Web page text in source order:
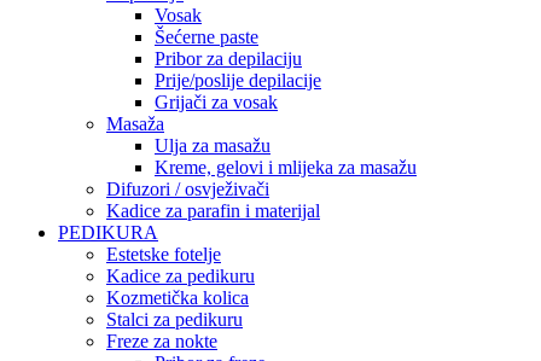
Vosak
Šećerne paste
Pribor za depilaciju
Prije/poslije depilacije
Grijači za vosak
Masaža
Ulja za masažu
Kreme, gelovi i mlijeka za masažu
Difuzori / osvježivači
Kadice za parafin i materijal
PEDIKURA
Estetske fotelje
Kadice za pedikuru
Kozmetička kolica
Stalci za pedikuru
Freze za nokte